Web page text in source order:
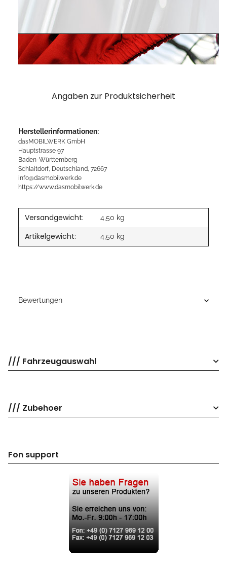
Angaben zur Produktsicherheit
Herstellerinformationen:
dasMOBILWERK GmbH
Hauptstrasse 97
Baden-Württemberg
Schlaitdorf, Deutschland, 72667
info@dasmobilwerk.de
https://www.dasmobilwerk.de
Versandgewicht: 4,50 kg
Artikelgewicht: 4,50 kg
Bewertungen
/// Fahrzeugauswahl
/// Zubehoer
Fon support